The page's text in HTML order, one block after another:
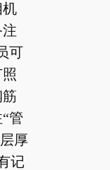
机
可
管
厚
记